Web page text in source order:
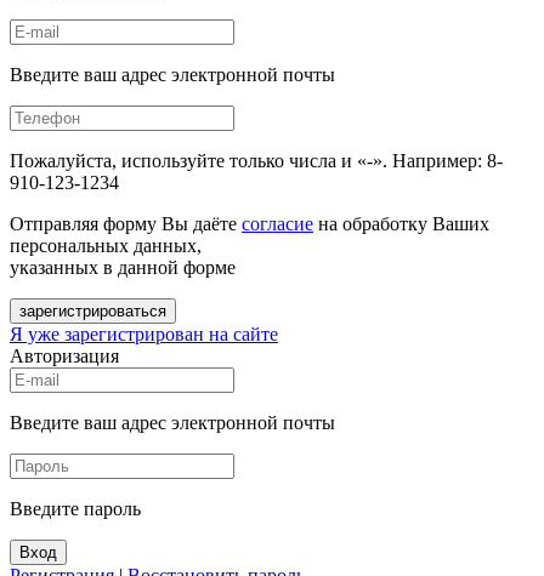
Введите ваш адрес электронной почты
Пожалуйста, используйте только числа и «-». Например: 8-
910-123-1234
Отправляя форму Вы даёте согласие на обработку Ваших
персональных данных,
указанных в данной форме
зарегистрироваться
Я уже зарегистрирован на сайте
Авторизация
Введите ваш адрес электронной почты
Введите пароль
Вход